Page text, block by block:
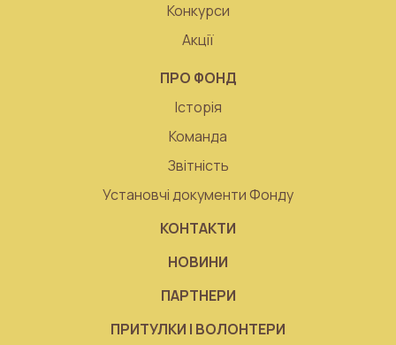
Конкурси
Акції
ПРО ФОНД
Історія
Команда
Звітність
Установчі документи Фонду
КОНТАКТИ
НОВИНИ
ПАРТНЕРИ
ПРИТУЛКИ І ВОЛОНТЕРИ